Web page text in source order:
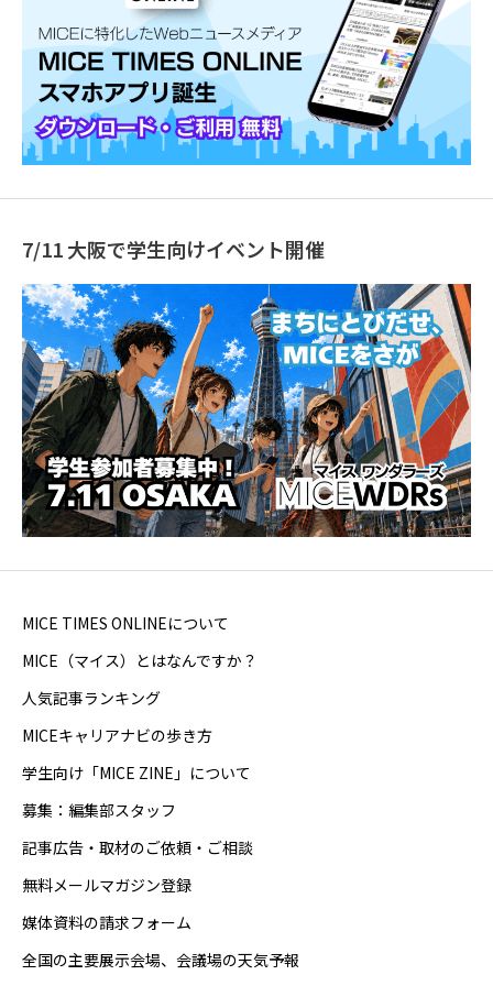
7/11 大阪で学生向けイベント開催
MICE TIMES ONLINEについて
MICE（マイス）とはなんですか？
人気記事ランキング
MICEキャリアナビの歩き方
学生向け「MICE ZINE」について
募集：編集部スタッフ
記事広告・取材のご依頼・ご相談
無料メールマガジン登録
媒体資料の請求フォーム
全国の主要展示会場、会議場の天気予報